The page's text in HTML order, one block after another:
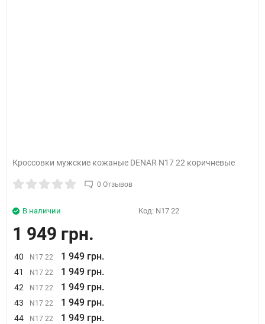
Кроссовки мужские кожаные DENAR N17 22 коричневые
0 Отзывов
В наличии Код: N17 22
1 949 грн.
40 N17 22 1 949 грн.
41 N17 22 1 949 грн.
42 N17 22 1 949 грн.
43 N17 22 1 949 грн.
44 N17 22 1 949 грн.